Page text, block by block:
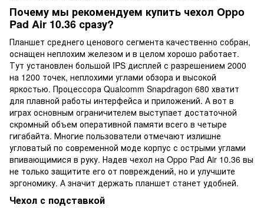
Почему мы рекомендуем купить чехол Oppo
Pad Air 10.36 сразу?
Планшет среднего ценового сегмента качественно собран,
оснащен неплохим железом и в целом хорошо работает.
Тут установлен большой IPS дисплей с разрешением 2000
на 1200 точек, неплохими углами обзора и высокой
яркостью. Процессора Qualcomm Snapdragon 680 хватит
для плавной работы интерфейса и приложений. А вот в
играх основным ограничителем выступает достаточной
скромный объем оперативной памяти всего в четыре
гигабайта. Многие пользователи отмечают излишне
угловатый по современной моде корпус с острыми углами
впивающимися в руку. Надев чехол на Oppo Pad Air 10.36 вы
не только защитите его от повреждений, но и улучшите
эргономику. А значит держать планшет станет удобней.
Чехол с подставкой